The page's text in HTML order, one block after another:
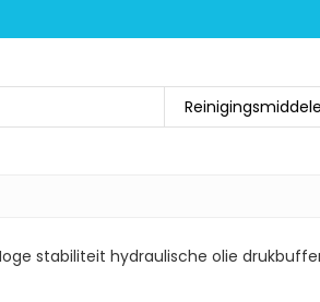
stabiliteit hydraulische olie